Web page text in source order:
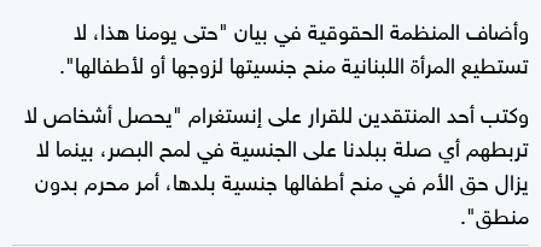
وأضاف المنظمة الحقوقية في بيان "حتى يومنا هذا، لا
تستطيع المرأة اللبنانية منح جنسيتها لزوجها أو لأطفالها".
وكتب أحد المنتقدين للقرار على إنستغرام "يحصل أشخاص لا
تربطهم أي صلة ببلدنا على الجنسية في لمح البصر، بينما لا
يزال حق الأم في منح أطفالها جنسية بلدها، أمر محرم بدون
منطق".